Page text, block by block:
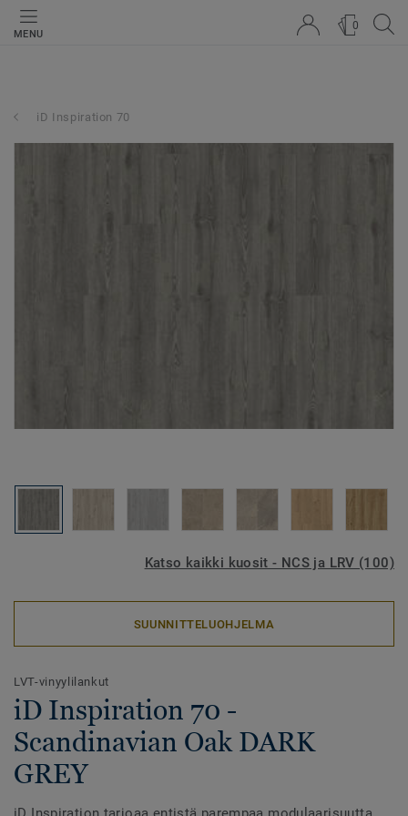
MENU
0
iD Inspiration 70
Katso kaikki kuosit - NCS ja LRV (100)
SUUNNITTELUOHJELMA
LVT-vinyylilankut
iD Inspiration 70 -
Scandinavian Oak DARK
GREY